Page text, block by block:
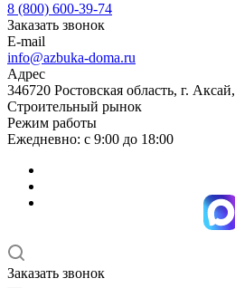
8 (800) 600-39-74
Заказать звонок
E-mail
info@azbuka-doma.ru
Адрес
346720 Ростовская область, г.
Строительный рынок
Режим работы
Ежедневно: с 9:00 до 18:00
Заказать звонок